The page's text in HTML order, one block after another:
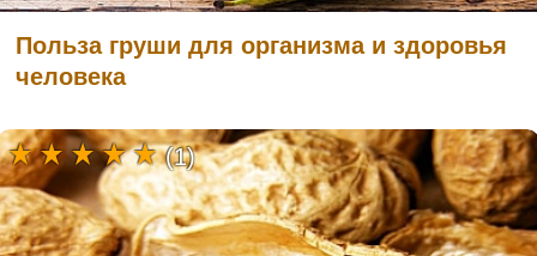
Польза груши для организма и здоровья
человека
(1)